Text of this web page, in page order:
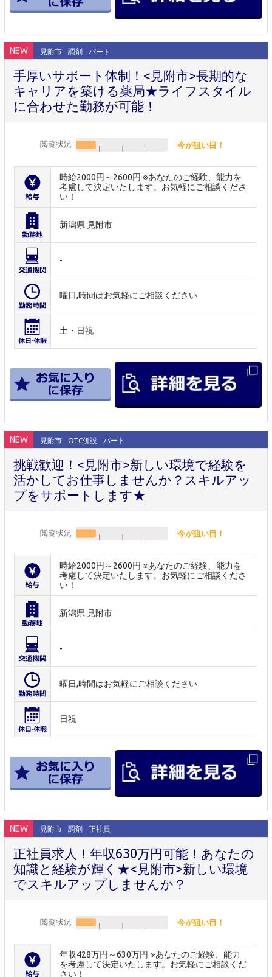
NEW 見附市 調剤 パート
手厚いサポート体制！<見附市>長期的な
キャリアを築ける薬局★ライフスタイル
に合わせた勤務が可能！
閲覧状況 今が狙い目！
時給2000円～2600円 ※あなたのご経験、能力を
考慮して決定いたします。お気軽にご相談くださ
い！
新潟県 見附市
-
曜日,時間はお気軽にご相談ください
土・日祝
NEW 見附市 OTC併設 パート
挑戦歓迎！<見附市>新しい環境で経験を
活かしてお仕事しませんか？スキルアッ
プをサポートします★
閲覧状況 今が狙い目！
時給2000円～2600円 ※あなたのご経験、能力を
考慮して決定いたします。お気軽にご相談くださ
い！
新潟県 見附市
-
曜日,時間はお気軽にご相談ください
日祝
NEW 見附市 調剤 正社員
正社員求人！年収630万円可能！あなたの
知識と経験が輝く★<見附市>新しい環境
でスキルアップしませんか？
閲覧状況 今が狙い目！
年収428万円～630万円 ※あなたのご経験、能力
を考慮して決定いたします。お気軽にご相談くだ
さい！